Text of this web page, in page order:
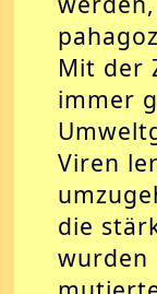
Mit der
immer
Viren
die
wurden